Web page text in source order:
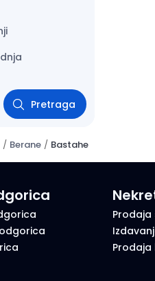
Pretraga
/ Berane / Bastahe
Prodaja